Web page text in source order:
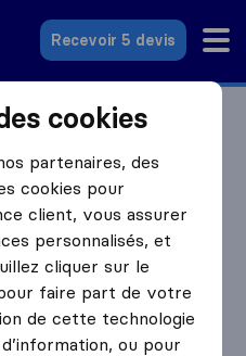
Recevoir 5 devis
Déménageurs Noisy-le-
191
i
avec d'autres
cookies
partenaires, des
cookies pour
client, vous assurer
personnalisés, et
cliquer sur le
faire part de votre
de cette technologie
ou pour